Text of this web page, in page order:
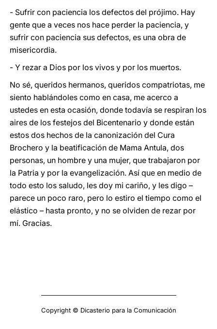
- Sufrir con paciencia los defectos del prójimo. Hay
gente que a veces nos hace perder la paciencia, y
sufrir con paciencia sus defectos, es una obra de
misericordia.
- Y rezar a Dios por los vivos y por los muertos.
No sé, queridos hermanos, queridos compatriotas, me
siento hablándoles como en casa, me acerco a
ustedes en esta ocasión, donde todavía se respiran los
aires de los festejos del Bicentenario y donde están
estos dos hechos de la canonización del Cura
Brochero y la beatificación de Mama Antula, dos
personas, un hombre y una mujer, que trabajaron por
la Patria y por la evangelización. Así que en medio de
todo esto los saludo, les doy mi cariño, y les digo –
parece un poco raro, pero lo estiro el tiempo como el
elástico – hasta pronto, y no se olviden de rezar por
mí. Gracias.
Copyright © Dicasterio para la Comunicación